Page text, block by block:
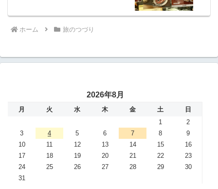
ホーム 旅のつづり
2026年8月
月 火 水 木 金 土
日
1
2
3
4 5 6 7 8
9
10
11 12 13 14 15
16
17
18 19 20 21 22
23
24
25 26 27 28 29
30
31